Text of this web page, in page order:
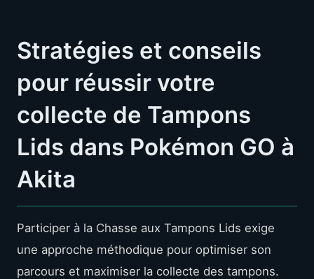
Stratégies et conseils
pour réussir votre
collecte de Tampons
Lids dans Pokémon GO à
Akita
Participer à la Chasse aux Tampons Lids exige
une approche méthodique pour optimiser son
parcours et maximiser la collecte des tampons.